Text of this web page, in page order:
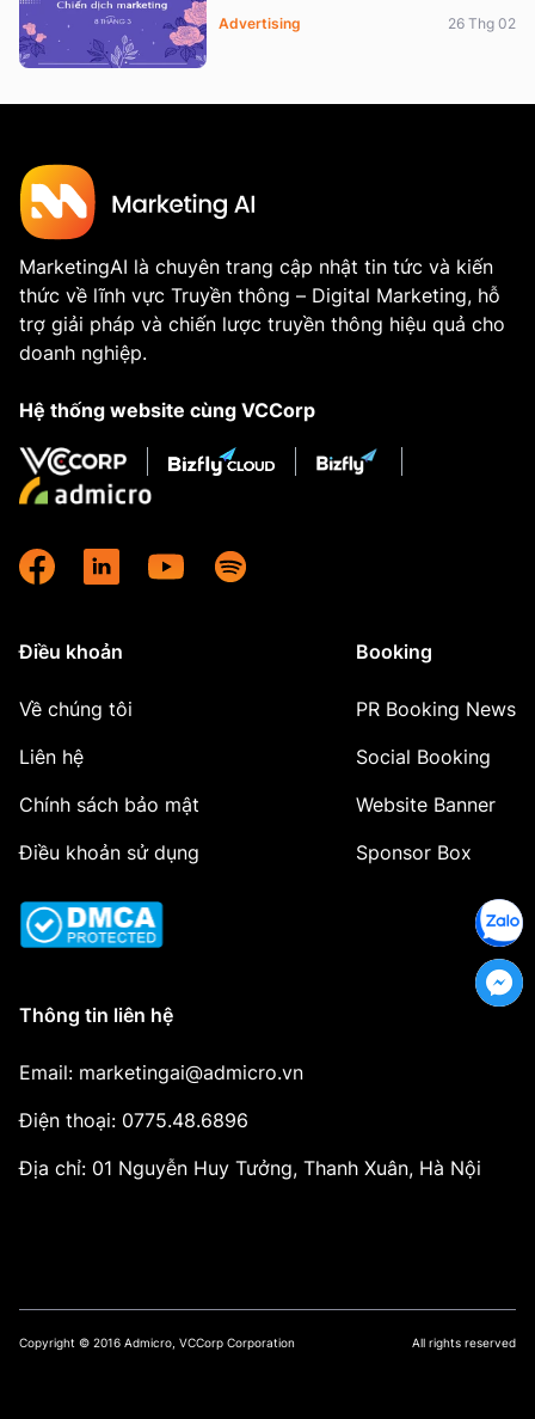
Advertising 26 Thg 02
MarketingAI là chuyên trang cập nhật tin tức và kiến
thức về lĩnh vực Truyền thông – Digital Marketing, hỗ
trợ giải pháp và chiến lược truyền thông hiệu quả cho
doanh nghiệp.
Hệ thống website cùng VCCorp
Điều khoản
Về chúng tôi
Liên hệ
Chính sách bảo mật
Điều khoản sử dụng
Booking
PR Booking News
Social Booking
Website Banner
Sponsor Box
Thông tin liên hệ
Email: marketingai@admicro.vn
Điện thoại: 0775.48.6896
Địa chỉ: 01 Nguyễn Huy Tưởng, Thanh Xuân, Hà Nội
Copyright © 2016 Admicro, VCCorp Corporation All rights reserved